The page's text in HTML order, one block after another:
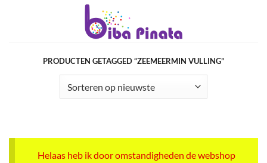
PRODUCTEN GETAGGED “ZEEMEERMIN VULLING”
Helaas heb ik door omstandigheden de webshop